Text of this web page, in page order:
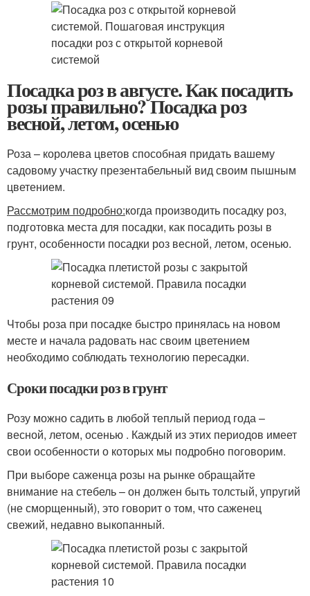
Посадка роз в августе. Как посадить
розы правильно? Посадка роз
весной, летом, осенью
Роза – королева цветов способная придать вашему
садовому участку презентабельный вид своим пышным
цветением.
Рассмотрим подробно:когда производить посадку роз,
подготовка места для посадки, как посадить розы в
грунт, особенности посадки роз весной, летом, осенью.
Чтобы роза при посадке быстро принялась на новом
месте и начала радовать нас своим цветением
необходимо соблюдать технологию пересадки.
Сроки посадки роз в грунт
Розу можно садить в любой теплый период года –
весной, летом, осенью . Каждый из этих периодов имеет
свои особенности о которых мы подробно поговорим.
При выборе саженца розы на рынке обращайте
внимание на стебель – он должен быть толстый, упругий
(не сморщенный), это говорит о том, что саженец
свежий, недавно выкопанный.